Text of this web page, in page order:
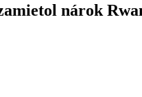
nárok